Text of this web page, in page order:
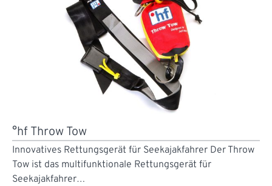
°hf Throw Tow
Innovatives Rettungsgerät für Seekajakfahrer Der Throw
Tow ist das multifunktionale Rettungsgerät für
Seekajakfahrer…